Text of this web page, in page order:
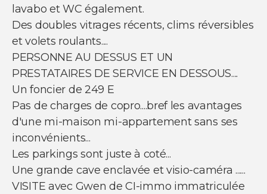
lavabo et WC également.
Des doubles vitrages récents, clims réversibles
et volets roulants....
PERSONNE AU DESSUS ET UN
PRESTATAIRES DE SERVICE EN DESSOUS....
Un foncier de 249 E
Pas de charges de copro....bref les avantages
d'une mi-maison mi-appartement sans ses
inconvénients...
Les parkings sont juste à coté...
Une grande cave enclavée et visio-caméra ......
VISITE avec Gwen de CI-immo immatriculée
NOUS SUIVRE
Nos actualités
Instagram
Linkedin
Youtube